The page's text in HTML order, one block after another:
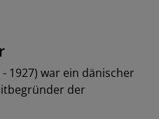
1927) war ein dänischer
der